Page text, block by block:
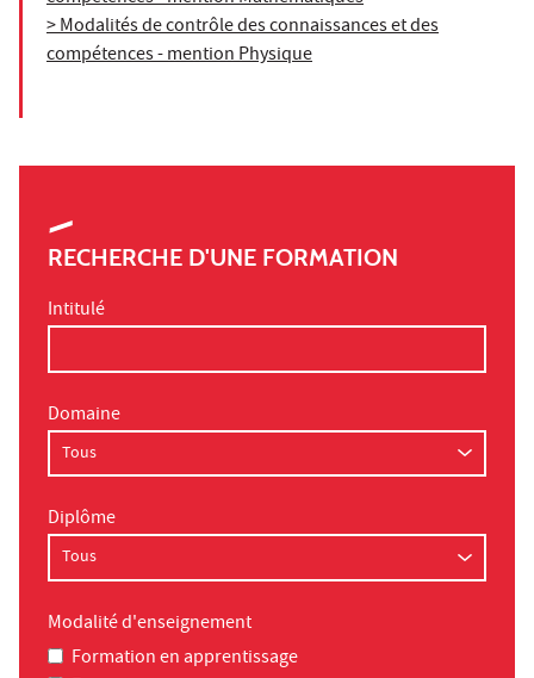
> Modalités de contrôle des connaissances et des
compétences - mention Physique
RECHERCHE D'UNE FORMATION
Intitulé
Domaine
Diplôme
Modalité d'enseignement
Formation en apprentissage